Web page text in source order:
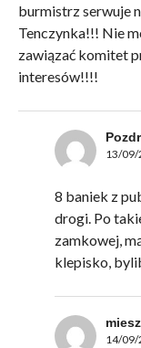
burmistrz serwuje
Tenczynka!!! Nie
zawiązać komitet
interesów!!!!
13/09/
8 baniek z
drogi. Po
zamkowej,
klepisko,
14/09/